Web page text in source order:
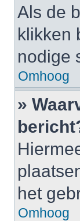
Als de
klikken
nodige
Omhoog
»
het
Omhoog